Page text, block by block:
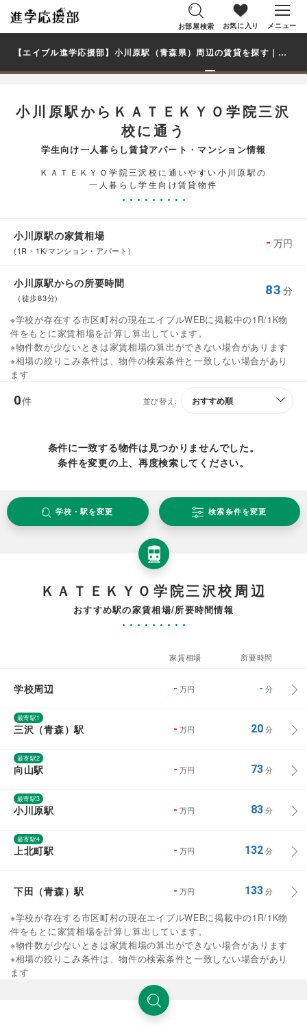
お部屋検索 お気に入り メニュー
【エイブル進学応援部】小川原駅（青森県）周辺の賃貸を探す｜ＫＡＴＥＫＹＯ学院三沢校学生・大学生の一人暮らし向け賃貸マンション・アパート
小川原駅からＫＡＴＥＫＹＯ学院三沢
校に通う
学生向け一人暮らし賃貸アパート・マンション情報
ＫＡＴＥＫＹＯ学院三沢校に通いやすい小川原駅の
一人暮らし学生向け賃貸物件
小川原駅の家賃相場
(1R・1K/マンション・アパート)
- 万円
小川原駅からの所要時間
（徒歩83分)
83 分
※学校が存在する市区町村の現在エイブルWEBに掲載中の1R/1K物
件をもとに家賃相場を計算し算出しています。
※物件数が少ないときは家賃相場の算出ができない場合があります
※相場の絞りこみ条件は、物件の検索条件と一致しない場合があり
ます
0件 並び替え:
条件に一致する物件は見つかりませんでした。
条件を変更の上、再度検索してください。
学校・駅を変更 検索条件を変更
ＫＡＴＥＫＹＯ学院三沢校周辺
おすすめ駅の家賃相場/所要時間情報
家賃相場 所要時間
学校周辺 - 万円 - 分
最寄駅1
三沢（青森）駅 - 万円 20分
最寄駅2
向山駅 - 万円 73分
最寄駅3
小川原駅 - 万円 83分
最寄駅4
上北町駅 - 万円 132分
下田（青森）駅 - 万円 133分
※学校が存在する市区町村の現在エイブルWEBに掲載中の1R/1K物
件をもとに家賃相場を計算し算出しています。
※物件数が少ないときは家賃相場の算出ができない場合があります
※相場の絞りこみ条件は、物件の検索条件と一致しない場合があり
ます